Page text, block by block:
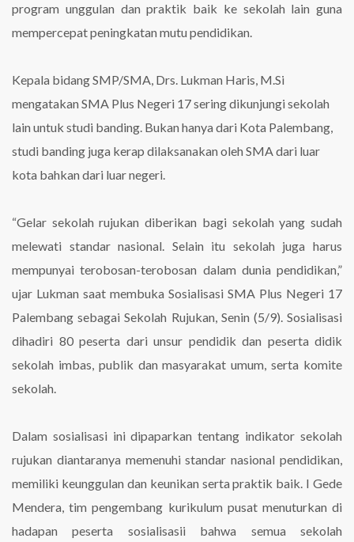
program unggulan dan praktik baik ke sekolah lain guna
mempercepat peningkatan mutu pendidikan.
Kepala bidang SMP/SMA, Drs. Lukman Haris, M.Si
mengatakan SMA Plus Negeri 17 sering dikunjungi sekolah
lain untuk studi banding. Bukan hanya dari Kota Palembang,
studi banding juga kerap dilaksanakan oleh SMA dari luar
kota bahkan dari luar negeri.
“Gelar sekolah rujukan diberikan bagi sekolah yang sudah
melewati standar nasional. Selain itu sekolah juga harus
mempunyai terobosan-terobosan dalam dunia pendidikan,”
ujar Lukman saat membuka Sosialisasi SMA Plus Negeri 17
Palembang sebagai Sekolah Rujukan, Senin (5/9). Sosialisasi
dihadiri 80 peserta dari unsur pendidik dan peserta didik
sekolah imbas, publik dan masyarakat umum, serta komite
sekolah.
Dalam sosialisasi ini dipaparkan tentang indikator sekolah
rujukan diantaranya memenuhi standar nasional pendidikan,
memiliki keunggulan dan keunikan serta praktik baik. I Gede
Mendera, tim pengembang kurikulum pusat menuturkan di
hadapan peserta sosialisasii bahwa semua sekolah